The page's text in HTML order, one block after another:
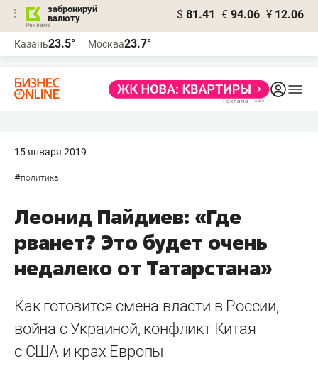
забронируй
валюту
$ 81.41 € 94.06 ¥ 12.06
Казань23.5° Москва23.7°
15 января 2019
#политика
Леонид Пайдиев: «Где
рванет? Это будет очень
недалеко от Татарстана»
Как готовится смена власти в России,
война с Украиной, конфликт Китая
с США и крах Европы